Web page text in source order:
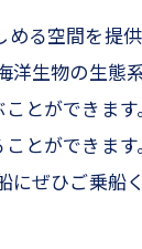
る空間を提
生物の生態
とができま
とができま
にぜひご乗船